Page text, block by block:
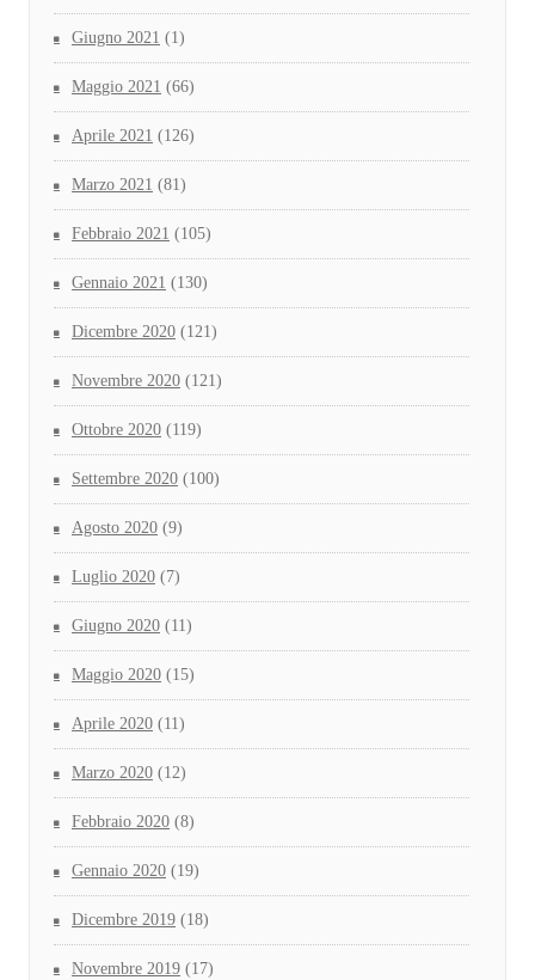
Giugno 2021 (1)
Maggio 2021 (66)
Aprile 2021 (126)
Marzo 2021 (81)
Febbraio 2021 (105)
Gennaio 2021 (130)
Dicembre 2020 (121)
Novembre 2020 (121)
Ottobre 2020 (119)
Settembre 2020 (100)
Agosto 2020 (9)
Luglio 2020 (7)
Giugno 2020 (11)
Maggio 2020 (15)
Aprile 2020 (11)
Marzo 2020 (12)
Febbraio 2020 (8)
Gennaio 2020 (19)
Dicembre 2019 (18)
Novembre 2019 (17)